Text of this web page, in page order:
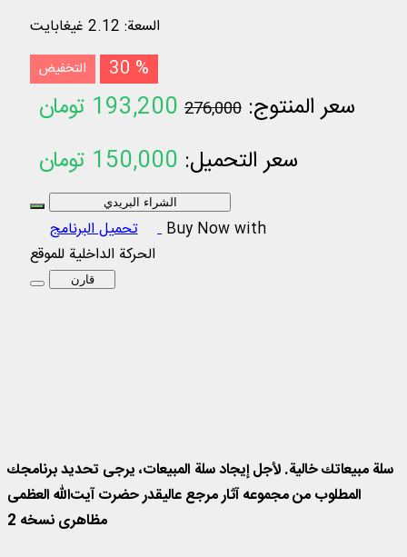
السعة: 2.12 غيغابايت
التخفيض 30 %
سعر المنتوج: 276,000
193,200 تومان
سعر التحميل: 150,000 تومان
الشراء البريدي
تحميل البرنامج
Buy Now with
الحركة الداخلية للموقع
قارن
سلة مبيعاتك خالية. لأجل إيجاد سلة المبيعات، يرجی تحديد برنامجك
المطلوب من مجموعه آثار مرجع عالیقدر حضرت آیت‌الله العظمی
مظاهری نسخه 2